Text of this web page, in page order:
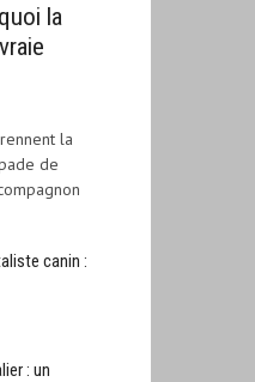
la
la
de
canin :
: un